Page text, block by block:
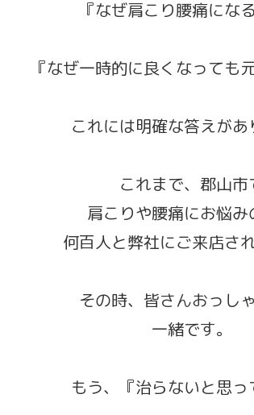
『なぜ肩こり腰痛にな
『なぜ一時的に良くなっても
これには明確な答えがあ
これまで、郡山市
肩こりや腰痛にお悩み
何百人と弊社にご来店さ
その時、皆さんおっし
一緒です。
もう、『治らないと思っ